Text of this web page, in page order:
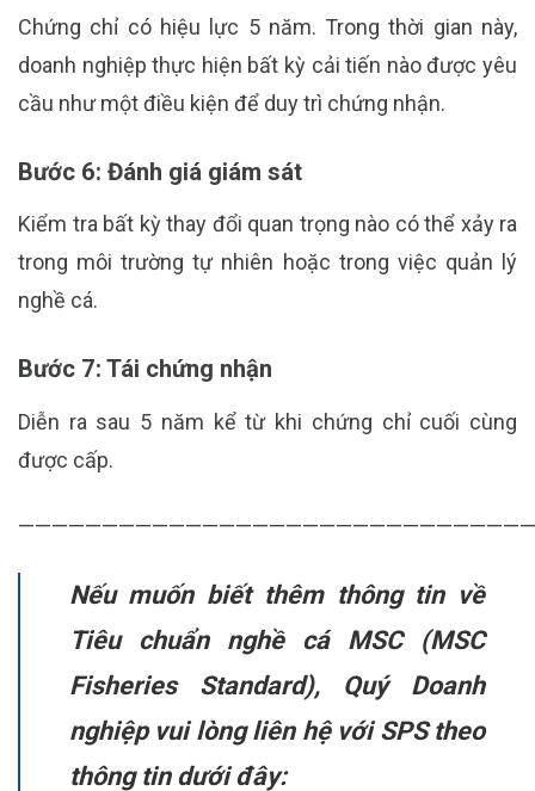
Chứng chỉ có hiệu lực 5 năm. Trong thời gian này,
doanh nghiệp thực hiện bất kỳ cải tiến nào được yêu
cầu như một điều kiện để duy trì chứng nhận.
Bước 6: Đánh giá giám sát
Kiểm tra bất kỳ thay đổi quan trọng nào có thể xảy ra
trong môi trường tự nhiên hoặc trong việc quản lý
nghề cá.
Bước 7: Tái chứng nhận
Diễn ra sau 5 năm kể từ khi chứng chỉ cuối cùng
được cấp.
Nếu muốn biết thêm thông tin về
Tiêu chuẩn nghề cá MSC (MSC
Fisheries Standard), Quý Doanh
nghiệp vui lòng liên hệ với SPS theo
thông tin dưới đây: